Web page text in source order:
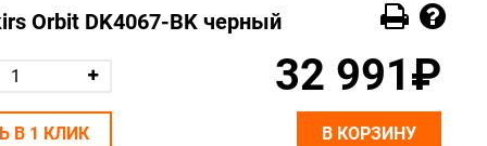
Orbit DK4067-BK черный
32 991₽
В 1 КЛИК В КОРЗИНУ